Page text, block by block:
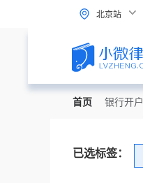
北京站
首页 银行开户
已选标签：